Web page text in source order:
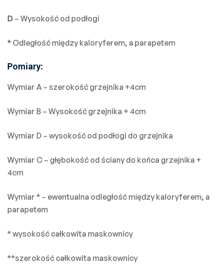
D – Wysokość od podłogi
* Odległość między kaloryferem, a parapetem
Pomiary:
Wymiar A – szerokość grzejnika +4cm
Wymiar B – Wysokość grzejnika + 4cm
Wymiar D – wysokość od podłogi do grzejnika
Wymiar C – głębokość od ściany do końca grzejnika +
4cm
Wymiar * – ewentualna odległość między kaloryferem, a
parapetem
* wysokość całkowita maskownicy
**szerokość całkowita maskownicy